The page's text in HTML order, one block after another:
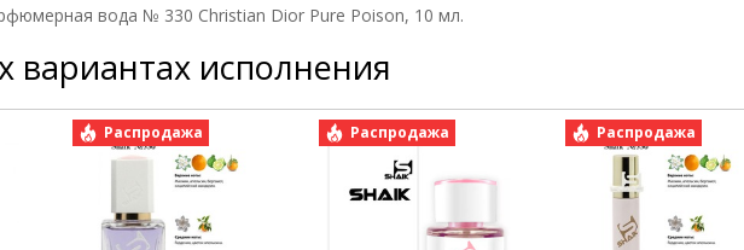
вода № 330 Christian Dior Pure Poison, 10 мл.
вариантах исполнения
Распродажа Распродажа Распродажа